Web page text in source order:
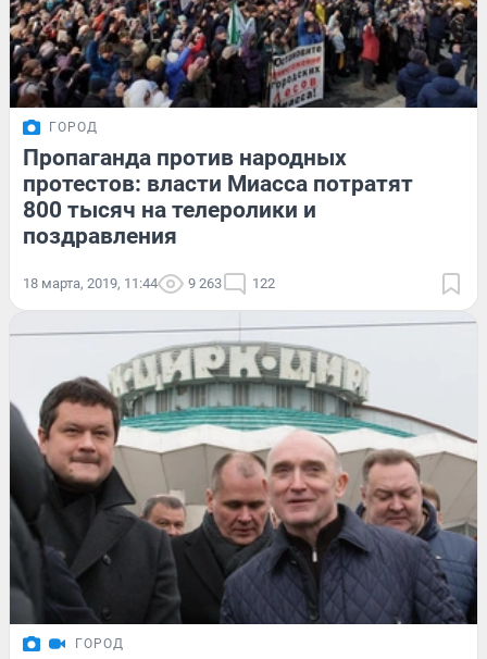
ГОРОД
Пропаганда против народных
протестов: власти Миасса потратят
800 тысяч на телеролики и
поздравления
18 марта, 2019, 11:44 9 263 122
ГОРОД